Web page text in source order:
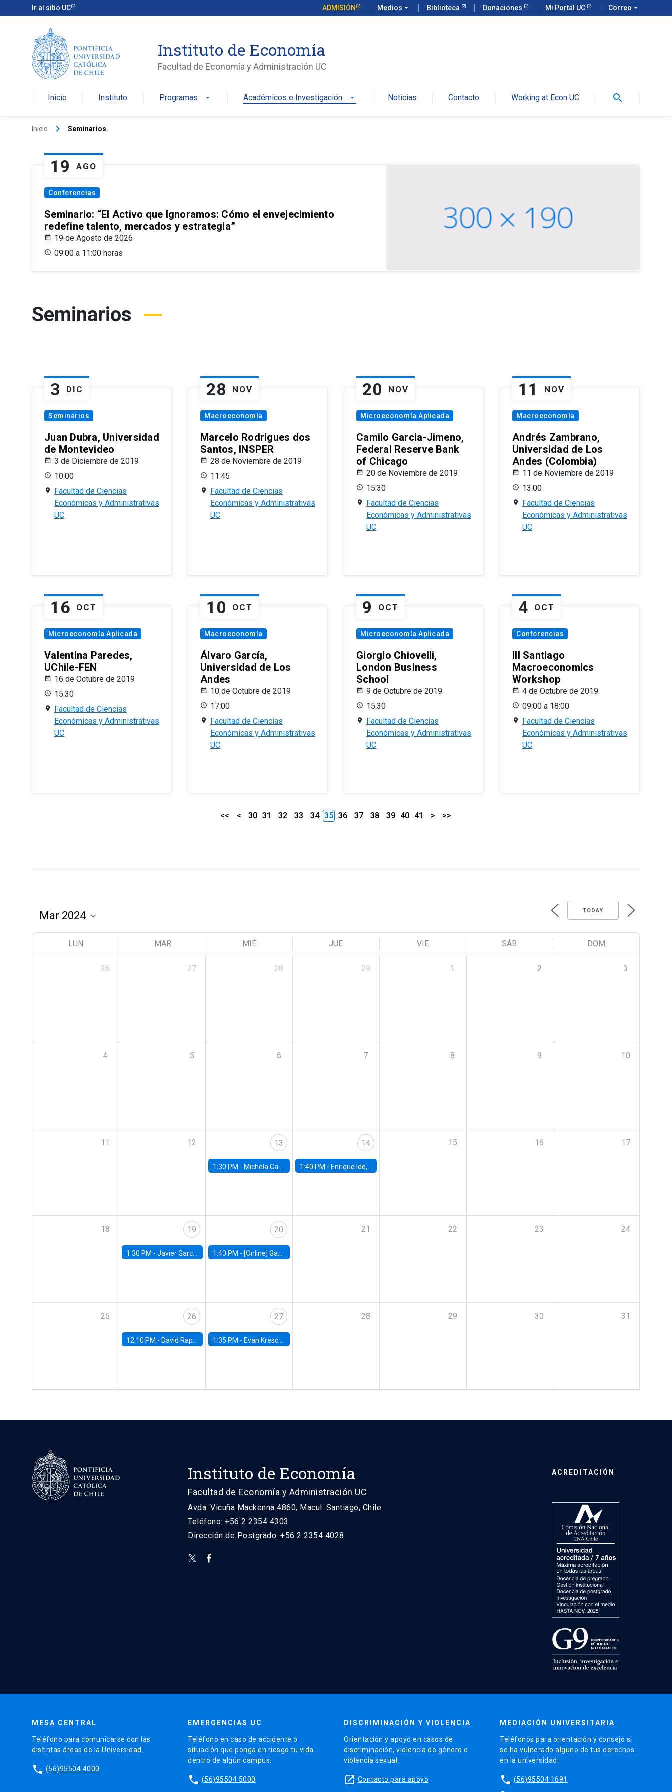
Ir al sitio UC ADMISIÓN Medios arrow_drop_down Biblioteca Donaciones Mi Portal UC Correo arrow_drop_down
Instituto de Economía
Facultad de Economía y Administración UC
Inicio Instituto Programas arrow_drop_down Académicos e Investigación arrow_drop_down Noticias Contacto Working at Econ UC search
Inicio keyboard_arrow_right Seminarios
19 AGO
Conferencias
Seminario: “El Activo que Ignoramos: Cómo el envejecimiento
redefine talento, mercados y estrategia”
19 de Agosto de 2026
09:00 a 11:00 horas
Seminarios
3 DIC
Seminarios
Juan Dubra, Universidad
de Montevideo
3 de Diciembre de 2019
10:00
Facultad de Ciencias
Económicas y Administrativas
UC
28 NOV
Macroeconomía
Marcelo Rodrigues dos
Santos, INSPER
28 de Noviembre de 2019
11:45
Facultad de Ciencias
Económicas y Administrativas
UC
20 NOV
Microeconomía Aplicada
Camilo Garcia-Jimeno,
Federal Reserve Bank
of Chicago
20 de Noviembre de 2019
15:30
Facultad de Ciencias
Económicas y Administrativas
UC
11 NOV
Macroeconomía
Andrés Zambrano,
Universidad de Los
Andes (Colombia)
11 de Noviembre de 2019
13:00
Facultad de Ciencias
Económicas y Administrativas
UC
16 OCT
Microeconomía Aplicada
Valentina Paredes,
UChile-FEN
16 de Octubre de 2019
15:30
Facultad de Ciencias
Económicas y Administrativas
UC
10 OCT
Macroeconomía
Álvaro García,
Universidad de Los
Andes
10 de Octubre de 2019
17:00
Facultad de Ciencias
Económicas y Administrativas
UC
9 OCT
Microeconomía Aplicada
Giorgio Chiovelli,
London Business
School
9 de Octubre de 2019
15:30
Facultad de Ciencias
Económicas y Administrativas
UC
4 OCT
Conferencias
III Santiago
Macroeconomics
Workshop
4 de Octubre de 2019
09:00 a 18:00
Facultad de Ciencias
Económicas y Administrativas
UC
<< < 30 31 32 33 34 35 36 37 38 39 40 41 > >>
TODAY
LUN MAR MIÉ JUE VIE SÁB DOM
26 27 28 29 1 2 3
4 5 6 7 8 9 10
11 12 13
1:30 PM - Michela Carlana, Harvard Kennedy School
14
1:40 PM - Enrique Ide, IESE
15 16 17
18 19
1:30 PM - Javier Garcia Cicco, Universidad de San Andres
20
1:40 PM - [Online] Gabriel Englander, World Bank
21 22 23 24
25 26
12:10 PM - David Rappoport, FED Board
27
1:35 PM - Evan Kresch, Oberlin College
28 29 30 31
Instituto de Economía
Facultad de Economía y Administración UC
Avda. Vicuña Mackenna 4860, Macul. Santiago, Chile
Teléfono: +56 2 2354 4303
Dirección de Postgrado: +56 2 2354 4028
ACREDITACIÓN
MESA CENTRAL
Teléfono para comunicarse con las
distintas áreas de la Universidad.
phone (56)95504 4000
EMERGENCIAS UC
Teléfono en caso de accidente o
situación que ponga en riesgo tu vida
dentro de algún campus.
phone (56)95504 5000
DISCRIMINACIÓN Y VIOLENCIA
Orientación y apoyo en casos de
discriminación, violencia de género o
violencia sexual.
launch Contacto para apoyo
MEDIACIÓN UNIVERSITARIA
Teléfonos para orientación y consejo si
se ha vulnerado alguno de tus derechos
en la universidad.
phone (56)95504 1691